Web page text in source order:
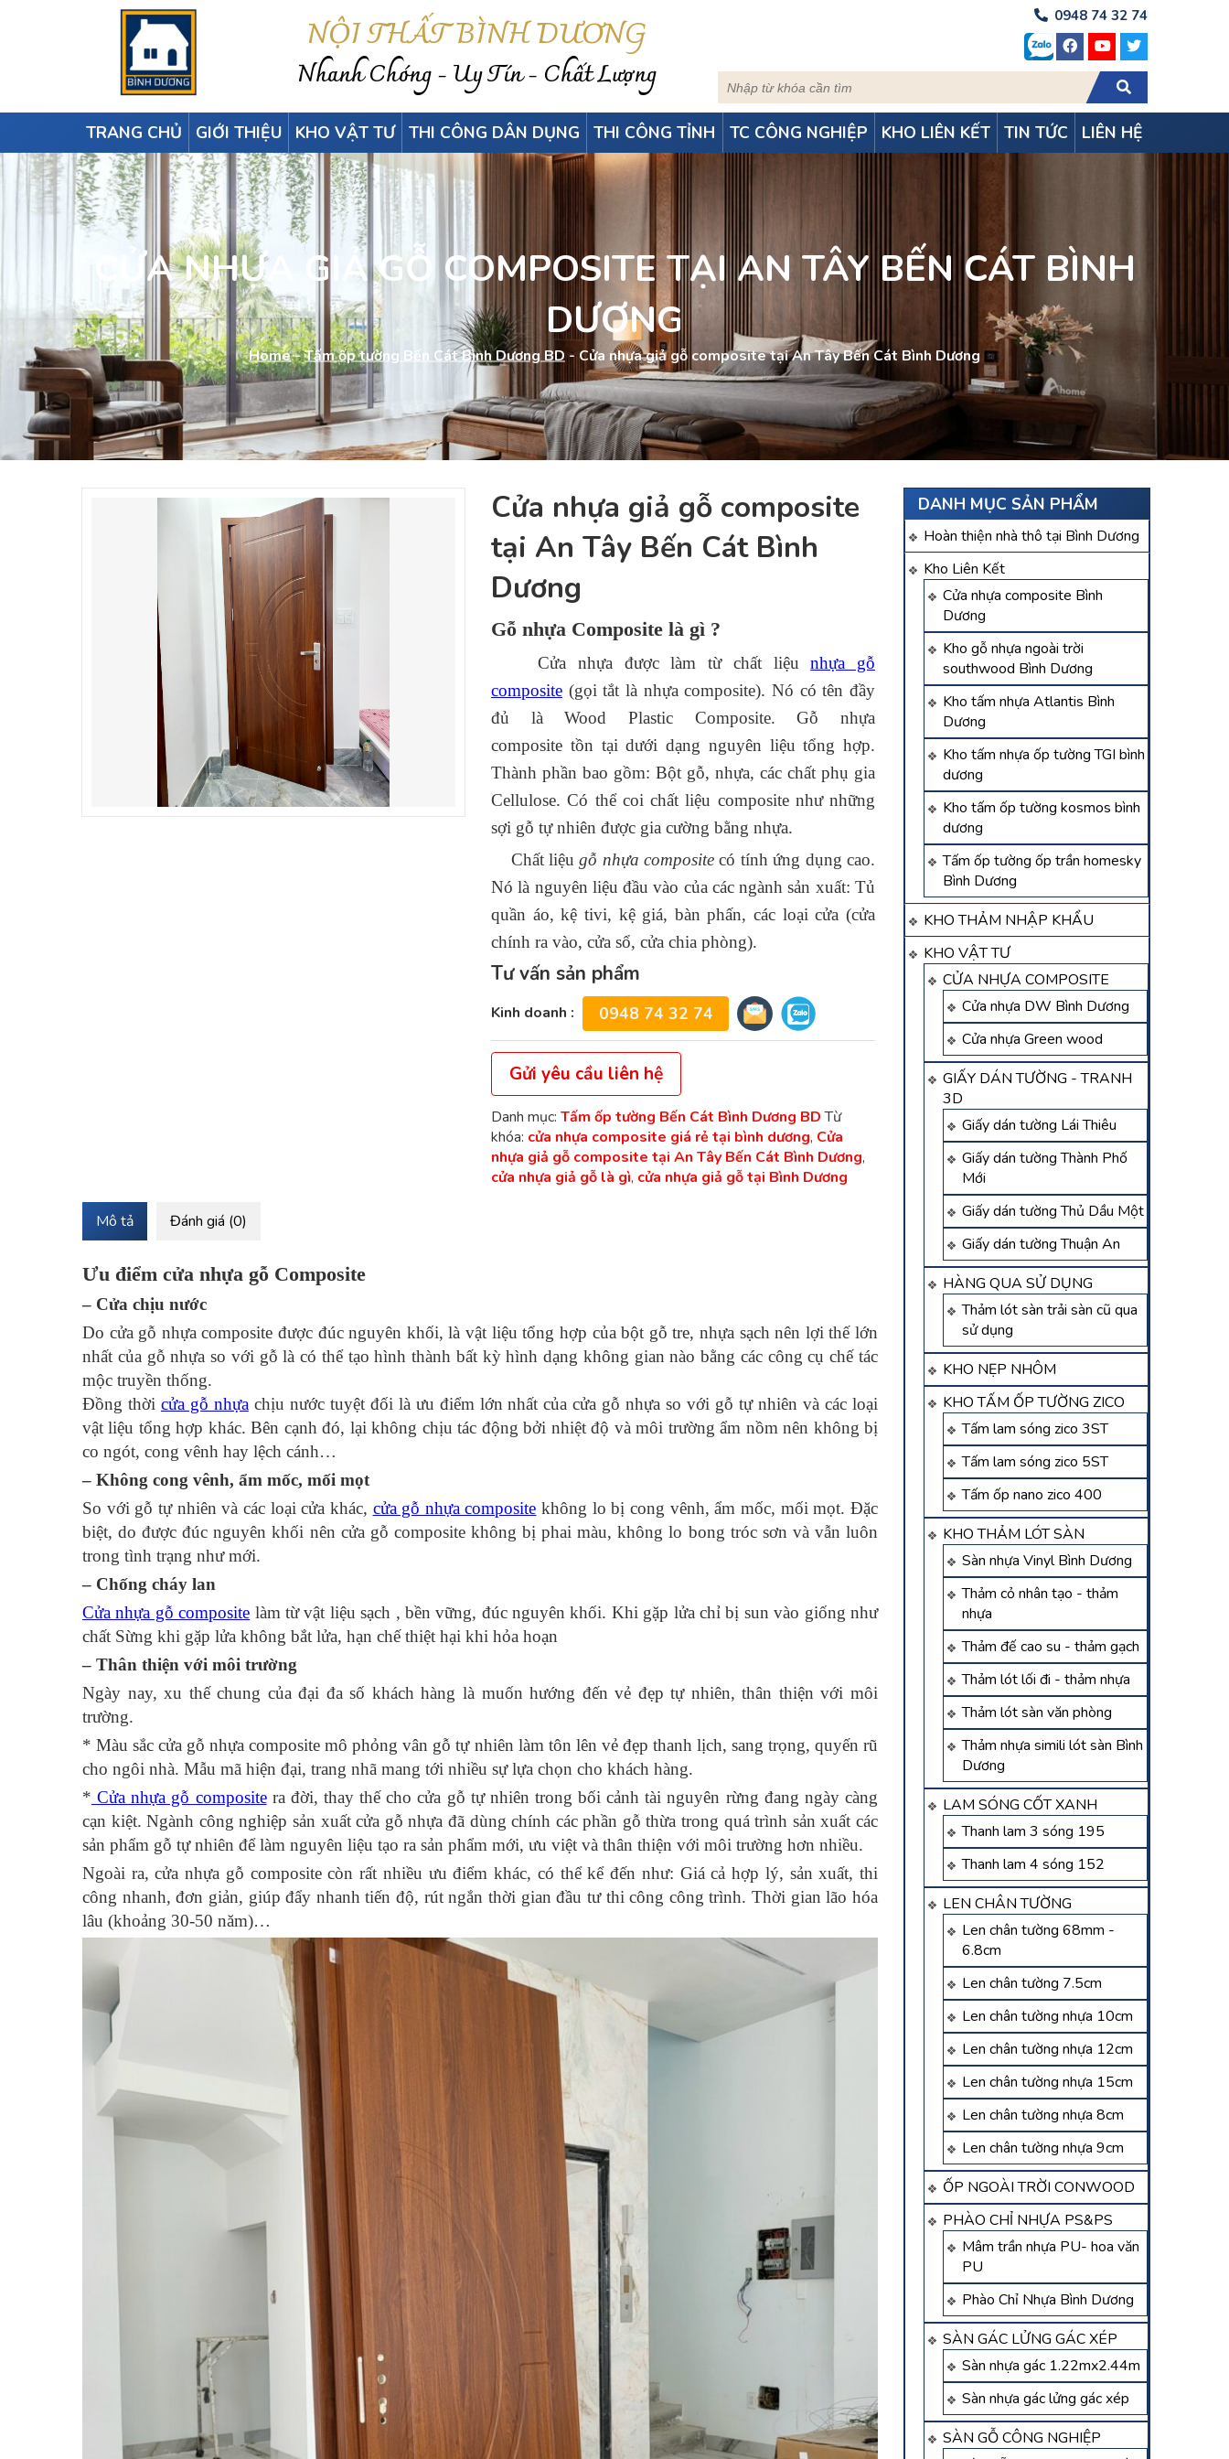
NỘI THẤT BÌNH DƯƠNG
Nhanh Chóng - Uy Tín - Chất Lượng
0948 74 32 74
TRANG CHỦ GIỚI THIỆU KHO VẬT TƯ THI CÔNG DÂN DỤNG THI CÔNG TỈNH TC CÔNG NGHIỆP KHO LIÊN KẾT TIN TỨC LIÊN HỆ
CỬA NHỰA GIẢ GỖ COMPOSITE TẠI AN TÂY BẾN CÁT BÌNH
DƯƠNG
Home-Tấm ốp tường Bến Cát Bình Dương BD-Cửa nhựa giả gỗ composite tại An Tây Bến Cát Bình Dương
DANH MỤC SẢN PHẨM
Hoàn thiện nhà thô tại Bình Dương
Kho Liên Kết
Cửa nhựa composite Bình
Dương
Kho gỗ nhựa ngoài trời
southwood Bình Dương
Kho tấm nhựa Atlantis Bình
Dương
Kho tấm nhựa ốp tường TGI bình
dương
Kho tấm ốp tường kosmos bình
dương
Tấm ốp tường ốp trần homesky
Bình Dương
KHO THẢM NHẬP KHẨU
KHO VẬT TƯ
CỬA NHỰA COMPOSITE
Cửa nhựa DW Bình Dương
Cửa nhựa Green wood
GIẤY DÁN TƯỜNG - TRANH
3D
Giấy dán tường Lái Thiêu
Giấy dán tường Thành Phố
Mới
Giấy dán tường Thủ Dầu Một
Giấy dán tường Thuận An
HÀNG QUA SỬ DỤNG
Thảm lót sàn trải sàn cũ qua
sử dụng
KHO NẸP NHÔM
KHO TẤM ỐP TƯỜNG ZICO
Tấm lam sóng zico 3ST
Tấm lam sóng zico 5ST
Tấm ốp nano zico 400
KHO THẢM LÓT SÀN
Sàn nhựa Vinyl Bình Dương
Thảm cỏ nhân tạo - thảm
nhựa
Thảm đế cao su - thảm gạch
Thảm lót lối đi - thảm nhựa
Thảm lót sàn văn phòng
Thảm nhựa simili lót sàn Bình
Dương
LAM SÓNG CỐT XANH
Thanh lam 3 sóng 195
Thanh lam 4 sóng 152
LEN CHÂN TƯỜNG
Len chân tường 68mm -
6.8cm
Len chân tường 7.5cm
Len chân tường nhựa 10cm
Len chân tường nhựa 12cm
Len chân tường nhựa 15cm
Len chân tường nhựa 8cm
Len chân tường nhựa 9cm
ỐP NGOÀI TRỜI CONWOOD
PHÀO CHỈ NHỰA PS&PS
Mâm trần nhựa PU- hoa văn
PU
Phào Chỉ Nhựa Bình Dương
SÀN GÁC LỬNG GÁC XÉP
Sàn nhựa gác 1.22mx2.44m
Sàn nhựa gác lửng gác xép
SÀN GỖ CÔNG NGHIỆP
Cửa nhựa giả gỗ composite
tại An Tây Bến Cát Bình
Dương
Gỗ nhựa Composite là gì ?
Cửa nhựa được làm từ chất liệunhựa gỗ
composite (gọi tắt là nhựa composite). Nó có tên đầy
đủ là Wood Plastic Composite. Gỗ nhựa
composite tồn tại dưới dạng nguyên liệu tổng hợp.
Thành phần bao gồm: Bột gỗ, nhựa, các chất phụ gia
Cellulose. Có thể coi chất liệu composite như những
sợi gỗ tự nhiên được gia cường bằng nhựa.
Chất liệugỗ nhựa composite có tính ứng dụng cao.
Nó là nguyên liệu đầu vào của các ngành sản xuất: Tủ
quần áo, kệ tivi, kệ giá, bàn phấn, các loại cửa (cửa
chính ra vào, cửa sổ, cửa chia phòng).
Tư vấn sản phẩm
Kinh doanh : 0948 74 32 74
Gửi yêu cầu liên hệ
Danh mục: Tấm ốp tường Bến Cát Bình Dương BD Từ
khóa: cửa nhựa composite giá rẻ tại bình dương, Cửa
nhựa giả gỗ composite tại An Tây Bến Cát Bình Dương,
cửa nhựa giả gỗ là gì, cửa nhựa giả gỗ tại Bình Dương
Mô tả Đánh giá (0)
Ưu điểm cửa nhựa gỗ Composite
– Cửa chịu nước
Do cửa gỗ nhựa composite được đúc nguyên khối, là vật liệu tổng hợp của bột gỗ tre, nhựa sạch nên lợi thế lớn
nhất của gỗ nhựa so với gỗ là có thể tạo hình thành bất kỳ hình dạng không gian nào bằng các công cụ chế tác
mộc truyền thống.
Đồng thời cửa gỗ nhựachịu nước tuyệt đối là ưu điểm lớn nhất của cửa gỗ nhựa so với gỗ tự nhiên và các loại
vật liệu tổng hợp khác. Bên cạnh đó, lại không chịu tác động bởi nhiệt độ và môi trường ẩm nồm nên không bị
co ngót, cong vênh hay lệch cánh…
– Không cong vênh, ẩm mốc, mối mọt
So với gỗ tự nhiên và các loại cửa khác, cửa gỗ nhựa composite không lo bị cong vênh, ẩm mốc, mối mọt. Đặc
biệt, do được đúc nguyên khối nên cửa gỗ composite không bị phai màu, không lo bong tróc sơn và vẫn luôn
trong tình trạng như mới.
– Chống cháy lan
Cửa nhựa gỗ composite làm từ vật liệu sạch , bền vững, đúc nguyên khối. Khi gặp lửa chỉ bị sun vào giống như
chất Sừng khi gặp lửa không bắt lửa, hạn chế thiệt hại khi hỏa hoạn
– Thân thiện với môi trường
Ngày nay, xu thế chung của đại đa số khách hàng là muốn hướng đến vẻ đẹp tự nhiên, thân thiện với môi
trường.
* Màu sắc cửa gỗ nhựa composite mô phỏng vân gỗ tự nhiên làm tôn lên vẻ đẹp thanh lịch, sang trọng, quyến rũ
cho ngôi nhà. Mẫu mã hiện đại, trang nhã mang tới nhiều sự lựa chọn cho khách hàng.
* Cửa nhựa gỗ compositera đời, thay thế cho cửa gỗ tự nhiên trong bối cảnh tài nguyên rừng đang ngày càng
cạn kiệt. Ngành công nghiệp sản xuất cửa gỗ nhựa đã dùng chính các phần gỗ thừa trong quá trình sản xuất các
sản phẩm gỗ tự nhiên để làm nguyên liệu tạo ra sản phẩm mới, ưu việt và thân thiện với môi trường hơn nhiều.
Ngoài ra, cửa nhựa gỗ composite còn rất nhiều ưu điểm khác, có thể kể đến như: Giá cả hợp lý, sản xuất, thi
công nhanh, đơn giản, giúp đẩy nhanh tiến độ, rút ngắn thời gian đầu tư thi công công trình. Thời gian lão hóa
lâu (khoảng 30-50 năm)…